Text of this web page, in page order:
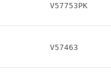
V57753PK
V57463